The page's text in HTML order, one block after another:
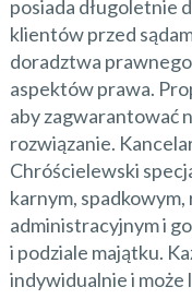
posiada długoletnie
klientów przed
doradztwa
aspektów prawa.
aby zagwarantować
rozwiązanie.
Chróścielewski
karnym,
administracyjnym i
i podziale majątku.
indywidualnie i może